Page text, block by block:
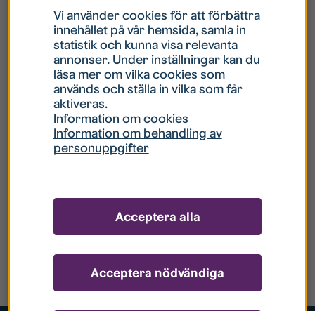
Vi använder cookies för att förbättra
innehållet på vår hemsida, samla in
statistik och kunna visa relevanta
annonser. Under inställningar kan du
läsa mer om vilka cookies som
används och ställa in vilka som får
aktiveras.
Information om cookies
Information om behandling av
personuppgifter
Acceptera nödvändiga
Acceptera alla